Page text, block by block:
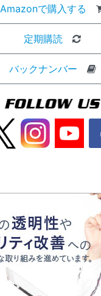
Amazonで購入する
定期購読
バックナンバー